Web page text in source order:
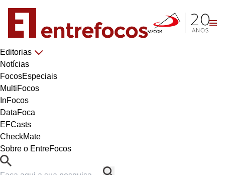
Editorias
Notícias
FocosEspeciais
MultiFocos
InFocos
DataFoca
EFCasts
CheckMate
Sobre o EntreFocos